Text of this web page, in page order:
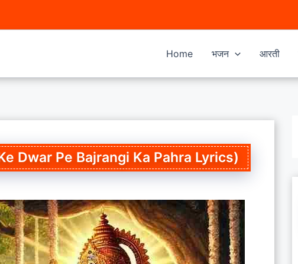
Home भजन आरती
Ke Dwar Pe Bajrangi Ka Pahra Lyrics)